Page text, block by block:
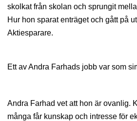
skolkat från skolan och sprungit
Hur hon sparat enträget och gått på
Aktiesparare.
Ett av Andra Farhads jobb var som
Andra Farhad vet att hon är ovanlig.
många får kunskap och intresse för